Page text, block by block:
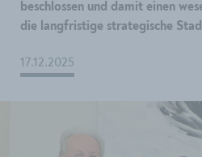
beschlossen und damit einen
die langfristige strategische
17.12.2025